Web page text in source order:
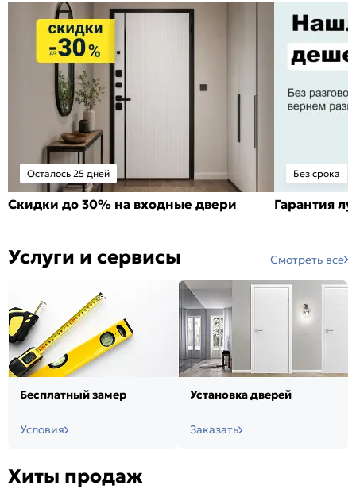
Осталось 25 дней
Скидки до 30% на входные двери
Без срока
Гарантия
Услуги и сервисы Смотреть все
Бесплатный замер
Условия
Установка дверей
Заказать
Хиты продаж